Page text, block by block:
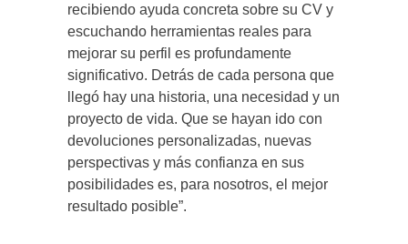
recibiendo ayuda concreta sobre su CV y
escuchando herramientas reales para
mejorar su perfil es profundamente
significativo. Detrás de cada persona que
llegó hay una historia, una necesidad y un
proyecto de vida. Que se hayan ido con
devoluciones personalizadas, nuevas
perspectivas y más confianza en sus
posibilidades es, para nosotros, el mejor
resultado posible”.